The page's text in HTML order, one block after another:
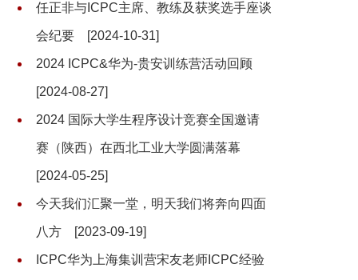
任正非与ICPC主席、教练及获奖选手座谈
会纪要 [2024-10-31]
2024 ICPC&华为-贵安训练营活动回顾
[2024-08-27]
2024 国际大学生程序设计竞赛全国邀请
赛（陕西）在西北工业大学圆满落幕
[2024-05-25]
今天我们汇聚一堂，明天我们将奔向四面
八方 [2023-09-19]
ICPC华为上海集训营宋友老师ICPC经验